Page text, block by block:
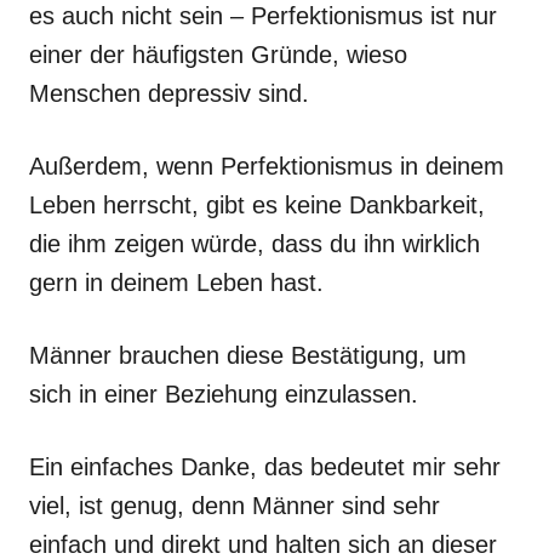
es auch nicht sein – Perfektionismus ist nur
einer der häufigsten Gründe, wieso
Menschen depressiv sind.
Außerdem, wenn Perfektionismus in deinem
Leben herrscht, gibt es keine Dankbarkeit,
die ihm zeigen würde, dass du ihn wirklich
gern in deinem Leben hast.
Männer brauchen diese Bestätigung, um
sich in einer Beziehung einzulassen.
Ein einfaches Danke, das bedeutet mir sehr
viel, ist genug, denn Männer sind sehr
einfach und direkt und halten sich an dieser